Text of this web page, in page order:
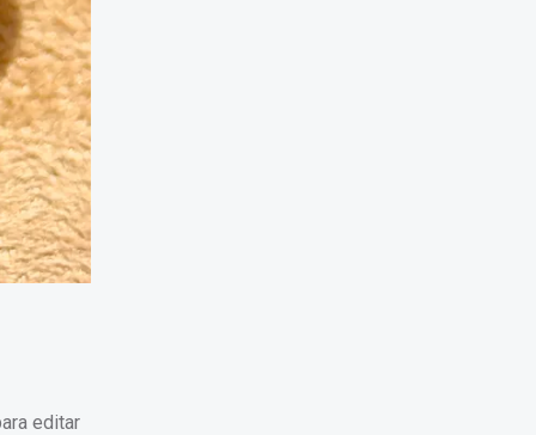
editar